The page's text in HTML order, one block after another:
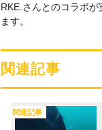
RKE.さんとのコラボ
ます。
関連記事
関連記事